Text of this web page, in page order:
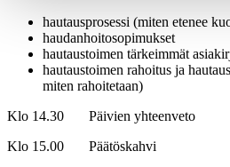
hautausprosessi (miten etenee
haudanhoitosopimukset
hautaustoimen tärkeimmät
hautaustoimen rahoitus ja
miten rahoitetaan)
Klo 14.30 Päivien yhteenveto
Klo 15.00 Päätöskahvi